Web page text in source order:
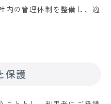
内の管理体制を整備し、適
保護